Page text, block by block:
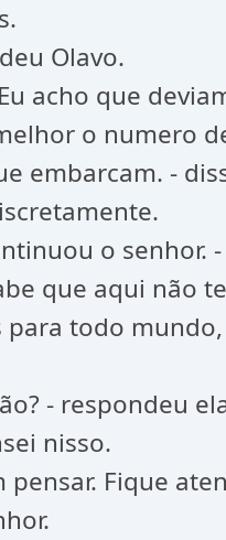
Olavo.
acho que
o numero
embarcam. -
o senhor. -
que aqui não
para todo
- respondeu
nisso.
Fique